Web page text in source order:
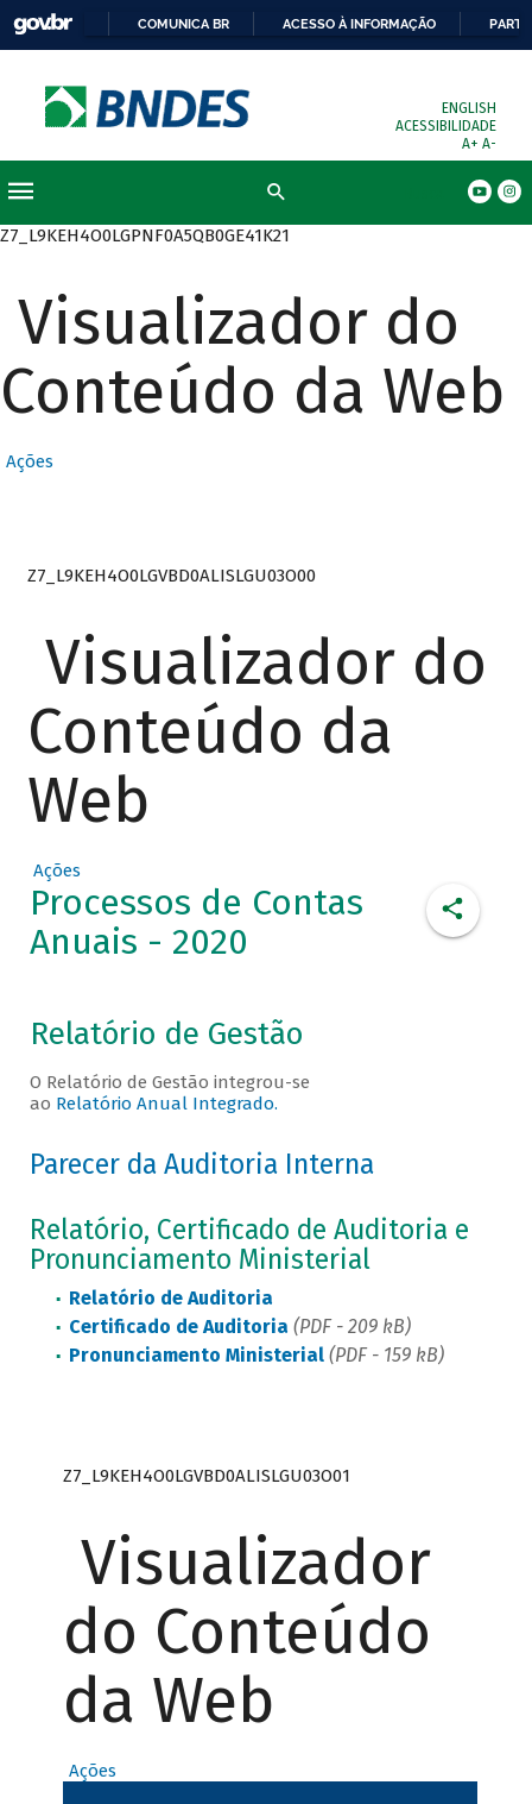
COMUNICA BR ACESSO À INFORMAÇÃO
ENGLISH
ACESSIBILIDADE
A+ A-
Z7_L9KEH4O0LGPNF0A5QB0GE41K21
Visualizador do
Conteúdo da Web
Ações
Z7_L9KEH4O0LGVBD0ALISLGU03O00
Visualizador do
Conteúdo da
Web
Ações
Processos de Contas
Anuais - 2020
Relatório de Gestão
O Relatório de Gestão integrou-se
ao Relatório Anual Integrado.
Parecer da Auditoria Interna
Relatório, Certificado de Auditoria e
Pronunciamento Ministerial
​Relatório de Auditoria
Certificado de Auditoria (PDF - 209 kB)
Pronunciamento Ministerial(PDF - 159 kB)
Z7_L9KEH4O0LGVBD0ALISLGU03O01
Visualizador
do Conteúdo
da Web
Ações